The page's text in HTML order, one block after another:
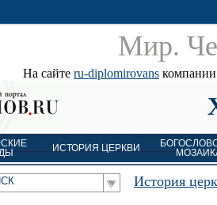
Мир.
На сайте ru-diplomirovans компании
ИСТОРИЯ ЦЕРКВИ
История